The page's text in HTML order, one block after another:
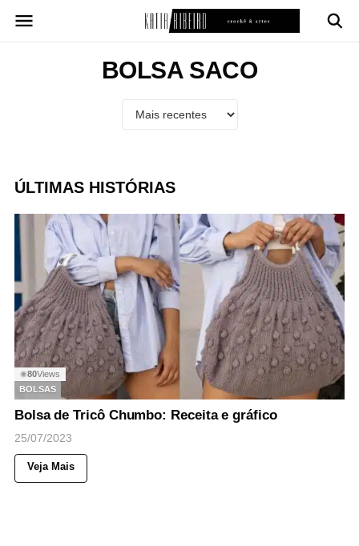
para
BOLSA SACO
ÚLTIMAS HISTÓRIAS
◉80Views
BOLSAS
Bolsa de Tricô Chumbo: Receita e gráfico
25/07/2023
Veja Mais